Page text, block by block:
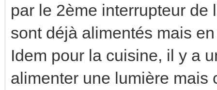
par le 2ème interrupteur
sont déjà alimentés mais
Idem pour la cuisine, il y a
alimenter une lumière mais